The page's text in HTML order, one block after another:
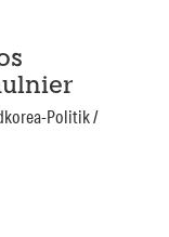
Politik /